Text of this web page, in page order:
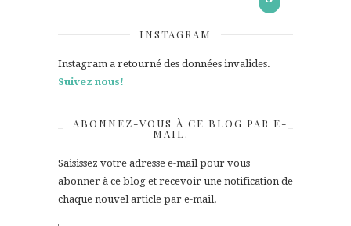
INSTAGRAM
Instagram a retourné des données invalides.
Suivez nous!
ABONNEZ-VOUS À CE BLOG PAR E-
MAIL.
Saisissez votre adresse e-mail pour vous
abonner à ce blog et recevoir une notification de
chaque nouvel article par e-mail.